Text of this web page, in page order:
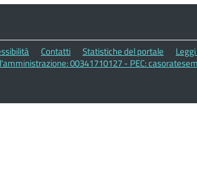
Contatti Statistiche del portale
00341710127 - PEC: